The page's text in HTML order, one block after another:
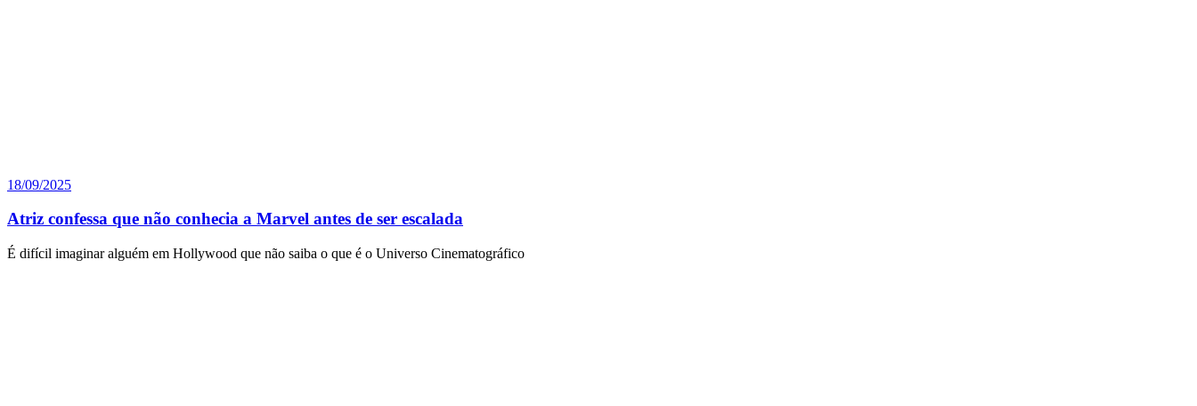
18/09/2025
Atriz confessa que não conhecia a Marvel antes de ser escalada
É difícil imaginar alguém em Hollywood que não saiba o que é o Universo Cinematográfico